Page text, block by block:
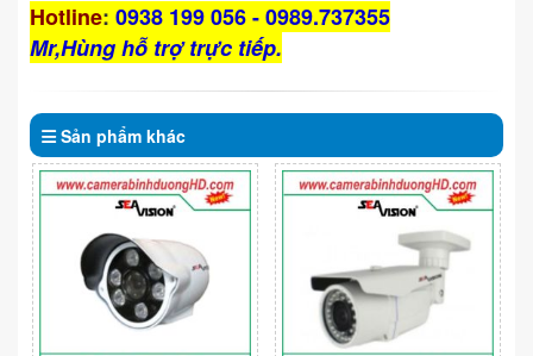
Hotline: 0938 199 056 - 0989.737355
Mr,Hùng hỗ trợ trực tiếp.
Sản phẩm khác